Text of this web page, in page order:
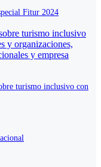
Fitur 2024
turismo inclusivo con